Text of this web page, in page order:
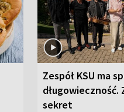
Zespół KSU ma
długowieczność.
sekret